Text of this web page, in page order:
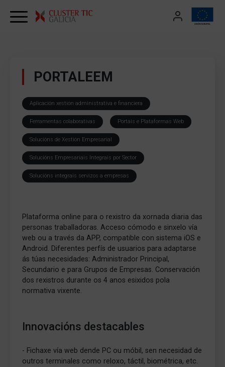
PORTALEEM
Aplicación xestión administrativa e financiera
Ferramentas colaborativas Portais e Plataformas Web
Solucións de Xestión Empresarial
Solucións Empresariais Integrais por Sector
Solucións integrais servizos a empresas
Plataforma online para o rexistro da xornada diaria das
personas traballadoras. Acceso cómodo e sinxelo vía
web ou a través da APP, compatible con sistema iOS e
Android. Diferentes perfís de usuarios para adaptarse
ás túas necesidades: Administrador Principal,
Secundario e para Grupos de Empresas. Conservación
dos rexistros durante os 4 anos esixidos pola
normativa vixente.
Innovacións destacables
- Fichaxe vía web dende PC ou móbil, sen necesidad de
outros terminales como reloxo, táctil, biométrica, etc.